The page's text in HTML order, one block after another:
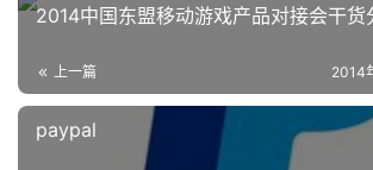
2014中国东盟移动游戏产品对接会干货
上一篇 2014
paypal